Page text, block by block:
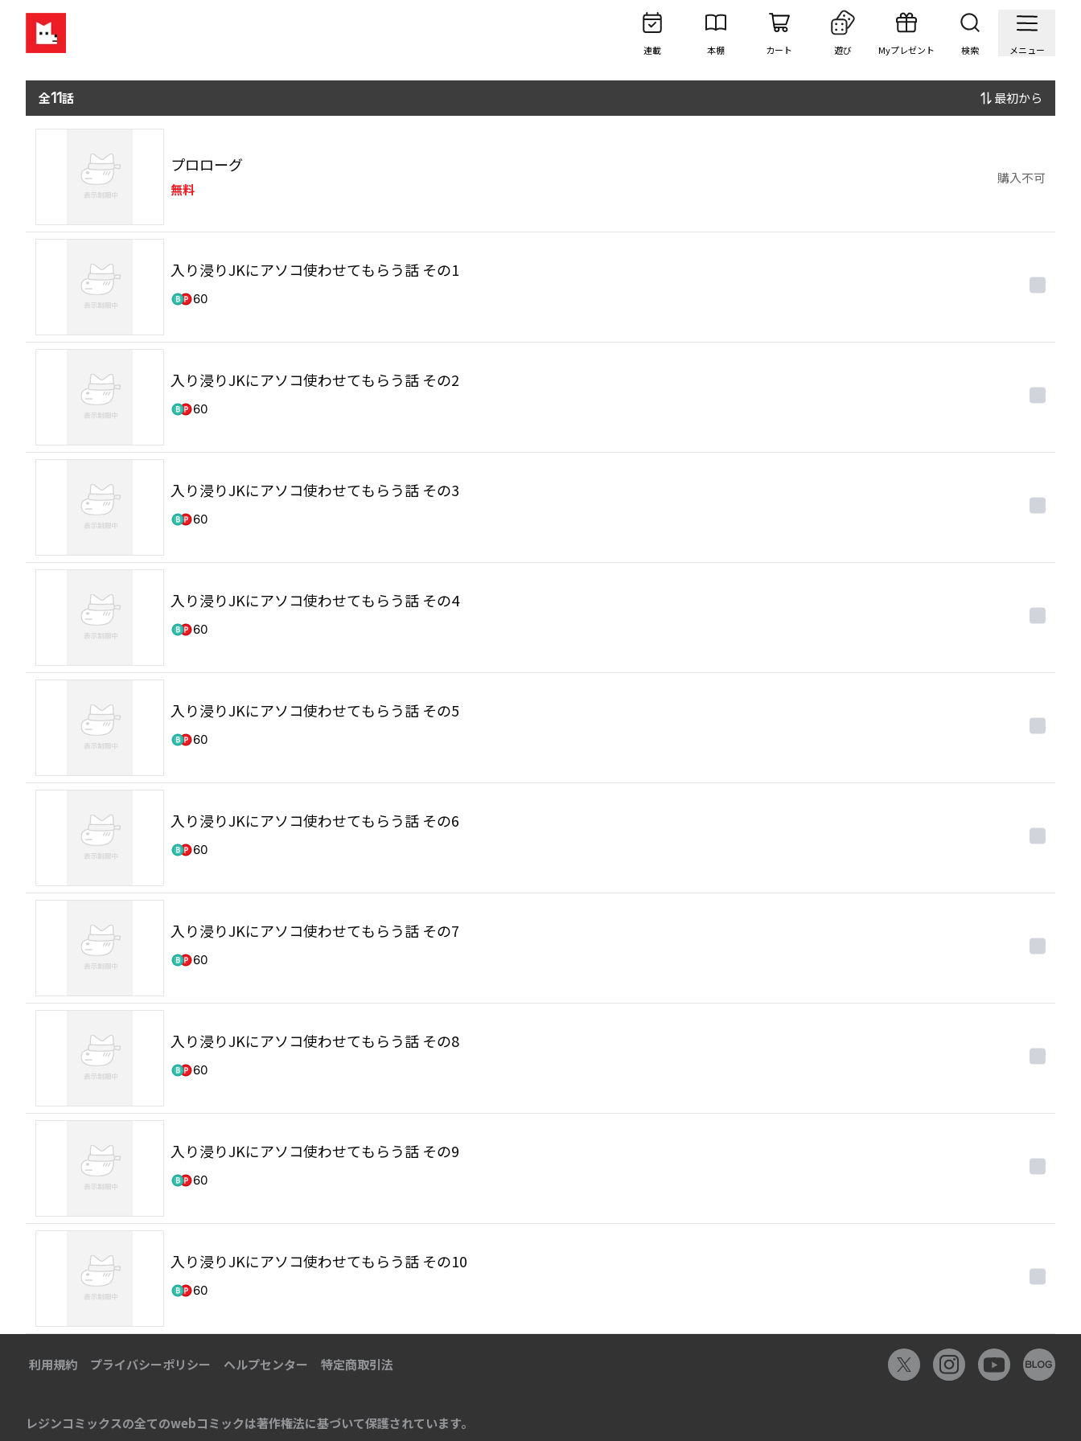
連載 本棚 カート 遊び Myプレゼント 検索 メニュー
全11話 最初から
プロローグ
無料
購入不可
入り浸りJKにアソコ使わせてもらう話 その1
60
入り浸りJKにアソコ使わせてもらう話 その2
60
入り浸りJKにアソコ使わせてもらう話 その3
60
入り浸りJKにアソコ使わせてもらう話 その4
60
入り浸りJKにアソコ使わせてもらう話 その5
60
入り浸りJKにアソコ使わせてもらう話 その6
60
入り浸りJKにアソコ使わせてもらう話 その7
60
入り浸りJKにアソコ使わせてもらう話 その8
60
入り浸りJKにアソコ使わせてもらう話 その9
60
入り浸りJKにアソコ使わせてもらう話 その10
60
利用規約 プライバシーポリシー ヘルプセンター 特定商取引法
レジンコミックスの全てのwebコミックは著作権法に基づいて保護されています。